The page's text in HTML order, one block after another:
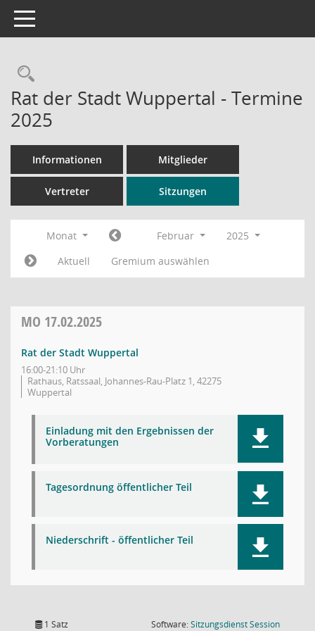
Toggle navigation
Rechercheauswahl
Rat der Stadt Wuppertal - Termine
2025
Informationen Mitglieder
Vertreter Sitzungen
Monat Februar
2025
Aktuell
Gremium auswählen
MO 17.02.2025
Rat der Stadt Wuppertal
16:00-21:10 Uhr
Rathaus, Ratssaal, Johannes-Rau-Platz 1, 42275
Wuppertal
Einladung mit den Ergebnissen der
Vorberatungen
Tagesordnung öffentlicher Teil
Niederschrift - öffentlicher Teil
1 Satz Software:SitzungsdienstSession(Wird in